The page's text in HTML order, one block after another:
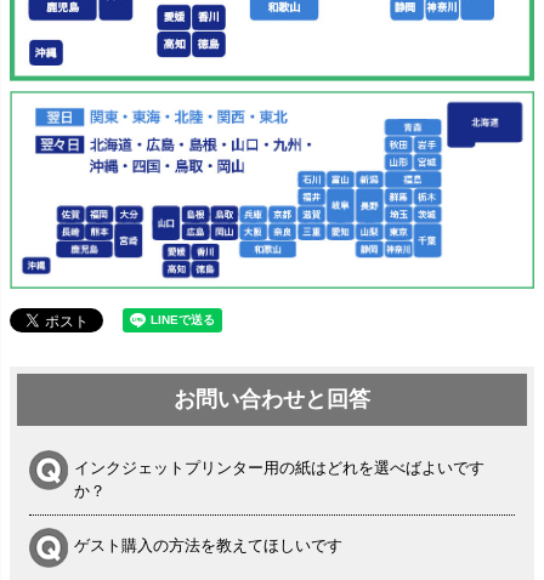
お問い合わせと回答
インクジェットプリンター用の紙はどれを選べばよいです
か？
ゲスト購入の方法を教えてほしいです